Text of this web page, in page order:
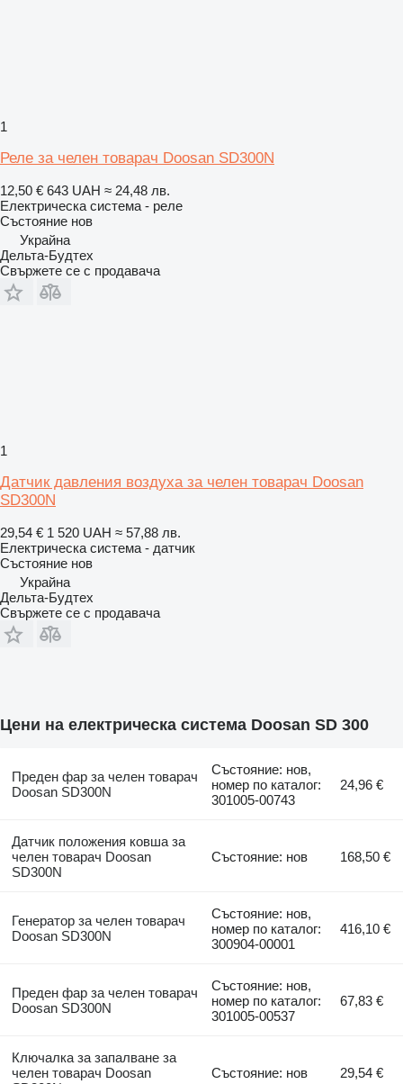
1
Реле за челен товарач Doosan SD300N
12,50 € 643 UAH ≈ 24,48 лв.
Електрическа система - реле
Състояние нов
Украйна
Дельта-Будтех
Свържете се с продавача
1
Датчик давления воздуха за челен товарач Doosan
SD300N
29,54 € 1 520 UAH ≈ 57,88 лв.
Електрическа система - датчик
Състояние нов
Украйна
Дельта-Будтех
Свържете се с продавача
Цени на електрическа система Doosan SD 300
Преден фар за челен товарач
Doosan SD300N
Състояние: нов,
номер по каталог:
301005-00743
24,96 €
Датчик положения ковша за
челен товарач Doosan
SD300N
Състояние: нов 168,50 €
Генератор за челен товарач
Doosan SD300N
Състояние: нов,
номер по каталог:
300904-00001
416,10 €
Преден фар за челен товарач
Doosan SD300N
Състояние: нов,
номер по каталог:
301005-00537
67,83 €
Ключалка за запалване за
челен товарач Doosan
Състояние: нов 29,54 €